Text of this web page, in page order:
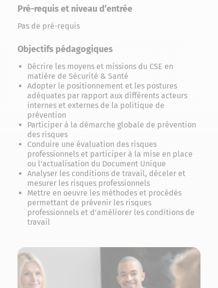
Pré-requis et niveau d’entrée
Pas de pré-requis
Objectifs pédagogiques
Décrire les moyens et missions du CSE en
matière de Sécurité & Santé
Adopter le positionnement et les postures
adéquates par rapport aux différents acteurs
internes et externes de la politique de
prévention
Participer à la démarche globale de prévention
des risques
Conduire une évaluation des risques
professionnels et participer à la mise en place
ou l’actualisation du Document Unique
Analyser les conditions de travail, déceler et
mesurer les risques professionnels
Mettre en oeuvre les méthodes et procédés
permettant de prévenir les risques
professionnels et d’améliorer les conditions de
travail